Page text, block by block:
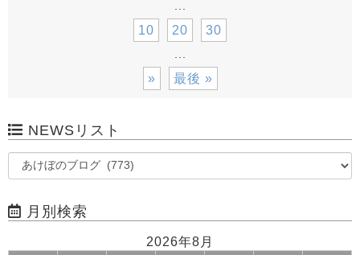
10 20 30
» 最後 »
NEWSリスト
月別検索
2026年8月